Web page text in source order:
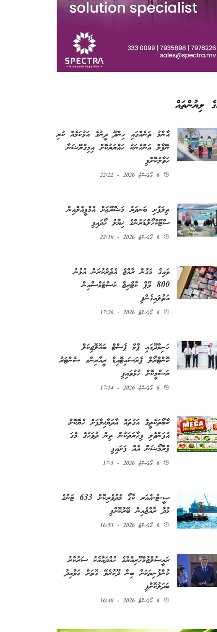
ލިޔުންތައް
އާންމު ތަނެއްގައި ހިންދޫ ދީނުގެ އަޅުކަމެއް ކުރި
ނޭޕާލް އަންހެނަކު ހައްޔަރުކޮށް އިމިގްރޭޝަނާ
ހަވާލުކޮށްފި
6 އޯގަސްޓު 2026 - 22:22
ތިލަފުށި ބަނދަރު މަޝްރޫޢަށް އެމްޕީއެލްއިން
ސްޓޭކްހޯލްޑަރުންގެ ޚިޔާލު ހޯދައިފި
6 އޯގަސްޓު 2026 - 22:10
ވައިގެ މަގުން ރާއްޖެ އެތެރެކުރަން އުޅުނު
800 ވޭޕް ކާޓްރިޖް ކަސްޓަމްސްއިން
އަތުލައިގެންފި
6 އޯގަސްޓު 2026 - 17:26
ހަނިމާދޫގައި ޕާމް ޕެސްޓް ބައޮލޮޖިކަލް
ކޮންޓްރޯލް ޕެރަސައިޓޮއިޑް ރީއާރިންގ ސެންޓަރު
ރަސްމީކޮށް ހުޅުވައިފި
6 އޯގަސްޓު 2026 - 17:14
ކާބޯތަކެތީގެ އަގުތައް އާދަޔާޚިލާފަށް ހެޔޮކޮށް،
އުފަންވެލި ފިހާރަތަކުން ތިން ދުވަހުގެ މެގަ
ޕްރޮމޯޝަން އެއް ފަށައިފި
6 އޯގަސްޓު 2026 - 17:5
ސީ-ޓު-އެއަރ ކާގޯ މެދުވެރިކޮށް 633 ޓަނުގެ
މުދާ ރާއްޖެއިން ބޭރުކޮށްފި
6 އޯގަސްޓު 2026 - 16:53
ރައީސުލްޖުމްހޫރިއްޔާގެ ހުއްދައާއެކު ސަރުކާރު
ކުންފުނިތަކަށް ބިން ދޫކުރެވޭ ގޮތަށް ގަވާއިދު
ބަދަލުކޮށްފި
6 އޯގަސްޓު 2026 - 16:40